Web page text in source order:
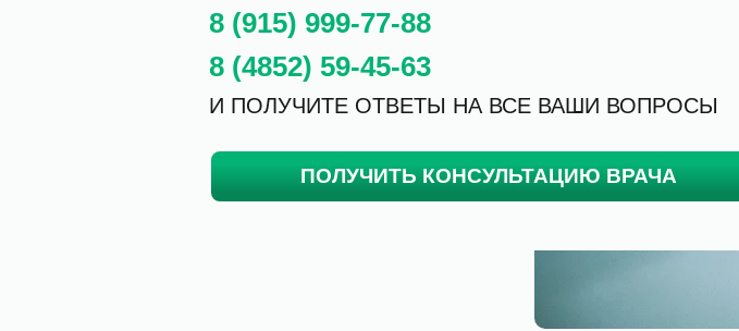
И ПОЛУЧИТЕ ОТВЕТЫ НА ВСЕ ВАШИ ВОПРОСЫ
8 (915) 999-77-88
8 (4852) 59-45-63
ПОЛУЧИТЬ КОНСУЛЬТАЦИЮ ВРАЧА